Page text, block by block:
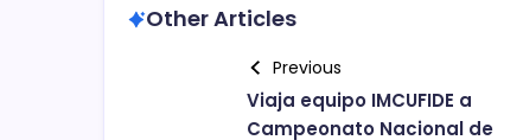
Other Articles
Previous
Viaja equipo IMCUFIDE a
Campeonato Nacional de